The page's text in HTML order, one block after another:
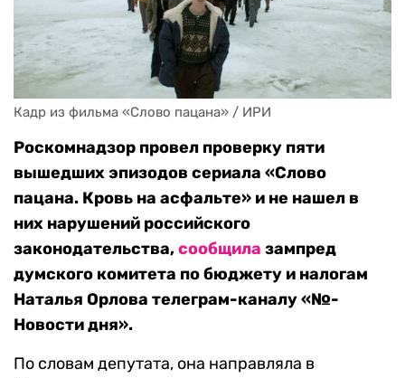
Кадр из фильма «Слово пацана» / ИРИ
Роскомнадзор провел проверку пяти
вышедших эпизодов сериала «Слово
пацана. Кровь на асфальте» и не нашел в
них нарушений российского
законодательства,сообщила зампред
думского комитета по бюджету и налогам
Наталья Орлова телеграм-каналу «№-
Новости дня».
По словам депутата, она направляла в